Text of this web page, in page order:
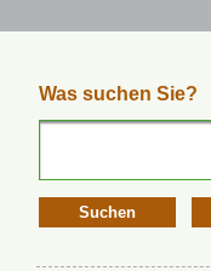
Was suchen Sie?
Suchen